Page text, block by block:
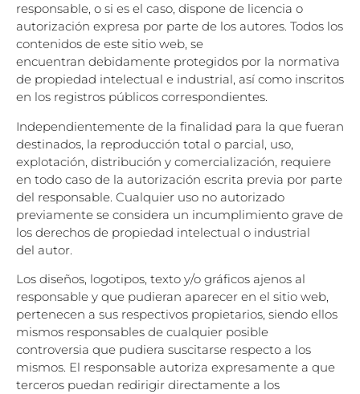
responsable, o si es el caso, dispone de licencia o
autorización expresa por parte de los autores. Todos los
contenidos de este sitio web, se
encuentran debidamente protegidos por la normativa
de propiedad intelectual e industrial, así como inscritos
en los registros públicos correspondientes.
Independientemente de la finalidad para la que fueran
destinados, la reproducción total o parcial, uso,
explotación, distribución y comercialización, requiere
en todo caso de la autorización escrita previa por parte
del responsable. Cualquier uso no autorizado
previamente se considera un incumplimiento grave de
los derechos de propiedad intelectual o industrial
del autor.
Los diseños, logotipos, texto y/o gráficos ajenos al
responsable y que pudieran aparecer en el sitio web,
pertenecen a sus respectivos propietarios, siendo ellos
mismos responsables de cualquier posible
controversia que pudiera suscitarse respecto a los
mismos. El responsable autoriza expresamente a que
terceros puedan redirigir directamente a los